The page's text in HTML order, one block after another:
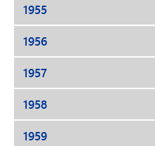
1955
1956
1957
1958
1959